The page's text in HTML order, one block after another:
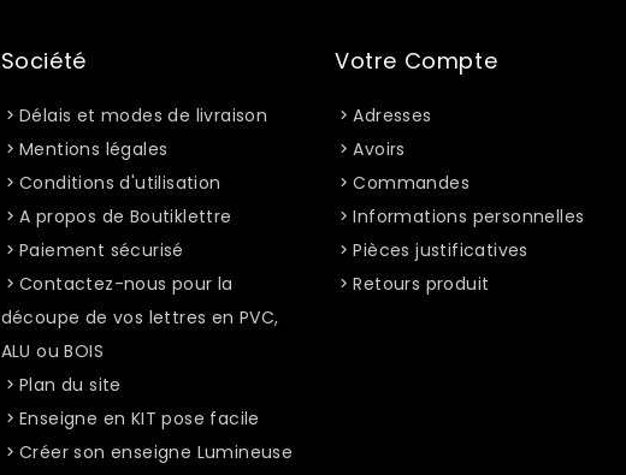
Société
Délais et modes de livraison
Mentions légales
Conditions d'utilisation
A propos de Boutiklettre
Paiement sécurisé
Contactez-nous pour la
découpe de vos lettres en PVC,
ALU ou BOIS
Plan du site
Enseigne en KIT pose facile
Créer son enseigne Lumineuse
Votre Compte
Adresses
Avoirs
Commandes
Informations personnelles
Pièces justificatives
Retours produit